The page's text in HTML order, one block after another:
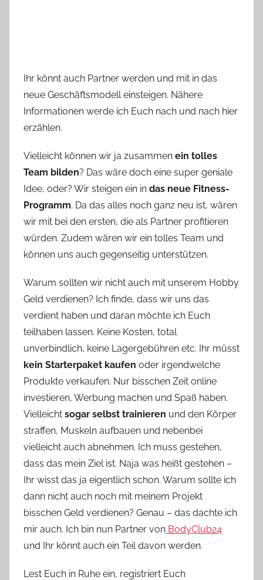
Ihr könnt auch Partner werden und mit in das
neue Geschäftsmodell einsteigen. Nähere
Informationen werde ich Euch nach und nach hier
erzählen.
Vielleicht können wir ja zusammen ein tolles
Team bilden? Das wäre doch eine super geniale
Idee, oder? Wir steigen ein in das neue Fitness-
Programm. Da das alles noch ganz neu ist, wären
wir mit bei den ersten, die als Partner profitieren
würden. Zudem wären wir ein tolles Team und
können uns auch gegenseitig unterstützen.
Warum sollten wir nicht auch mit unserem Hobby
Geld verdienen? Ich finde, dass wir uns das
verdient haben und daran möchte ich Euch
teilhaben lassen. Keine Kosten, total
unverbindlich, keine Lagergebühren etc. Ihr müsst
kein Starterpaket kaufen oder irgendwelche
Produkte verkaufen. Nur bisschen Zeit online
investieren, Werbung machen und Spaß haben.
Vielleicht sogar selbst trainieren und den Körper
straffen, Muskeln aufbauen und nebenbei
vielleicht auch abnehmen. Ich muss gestehen,
dass das mein Ziel ist. Naja was heißt gestehen –
Ihr wisst das ja eigentlich schon. Warum sollte ich
dann nicht auch noch mit meinem Projekt
bisschen Geld verdienen? Genau – das dachte ich
mir auch. Ich bin nun Partner von BodyClub24
und Ihr könnt auch ein Teil davon werden.
Lest Euch in Ruhe ein, registriert Euch